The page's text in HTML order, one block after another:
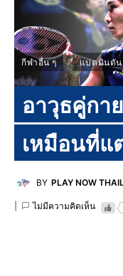
กีฬาอื่น ๆ แบดมินตัน
อาวุธคู่กา
เหมือนที่แ
BY PLAY NOW
ไม่มีความคิดเห็น